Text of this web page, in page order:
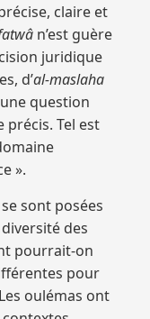
claire et
n’est guère
juridique
d’al-maslaha
question
précis. Tel est
».
sont posées
des
pourrait-on
pour
oulémas ont